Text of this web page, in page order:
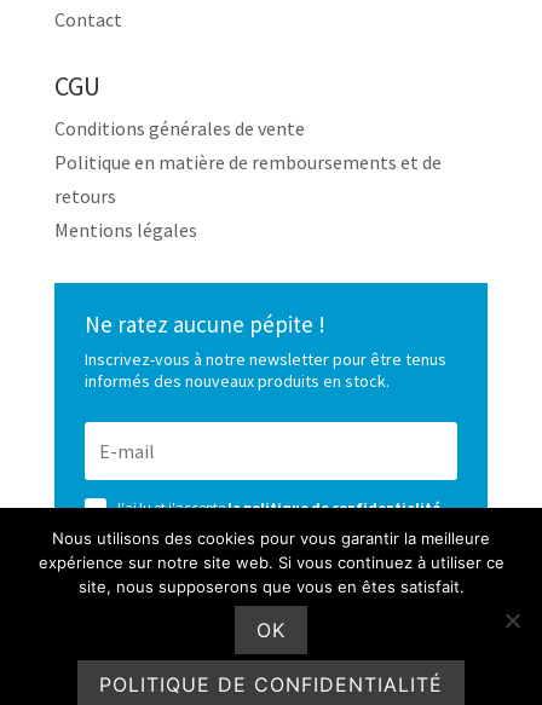
Contact
CGU
Conditions générales de vente
Politique en matière de remboursements et de
retours
Mentions légales
Ne ratez aucune pépite !
Inscrivez-vous à notre newsletter pour être tenus
informés des nouveaux produits en stock.
J'ai lu et j'acceptela politique de confidentialité
de ce site
S’ABONNER
Nous utilisons des cookies pour vous garantir la meilleure
expérience sur notre site web. Si vous continuez à utiliser ce
site, nous supposerons que vous en êtes satisfait.
OK
POLITIQUE DE CONFIDENTIALITÉ